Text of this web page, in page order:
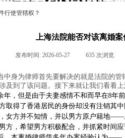
行使管辖权？
上海法院能否对该离婚
发布时间: 2026-05-27 635 次浏览
中身为律师首先要解决的就是法院的
及到了该问题。接下来就让我们看看
年，但是由于夫妻感情不和而早在8年
取得了香港居民的身份却没有注销其
女方并不知情，并以男方原户籍地
方，希望男方积极配合，并抓紧时间